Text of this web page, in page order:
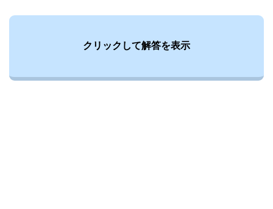
クリックして解答を表示